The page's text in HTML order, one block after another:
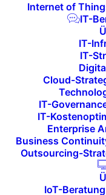
Internet of
IT-
IT-
IT-
Cloud-
IT-
IT-
Enterprise
Business
Outsourcing-
IoT-
EinMVP
Entwicklung
Ihres
möglich
helfen
definieren
Sie ein